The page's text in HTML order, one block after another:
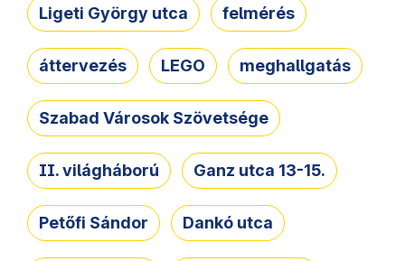
Ligeti György utca felmérés
áttervezés LEGO meghallgatás
Szabad Városok Szövetsége
II. világháború Ganz utca 13-15.
Petőfi Sándor Dankó utca